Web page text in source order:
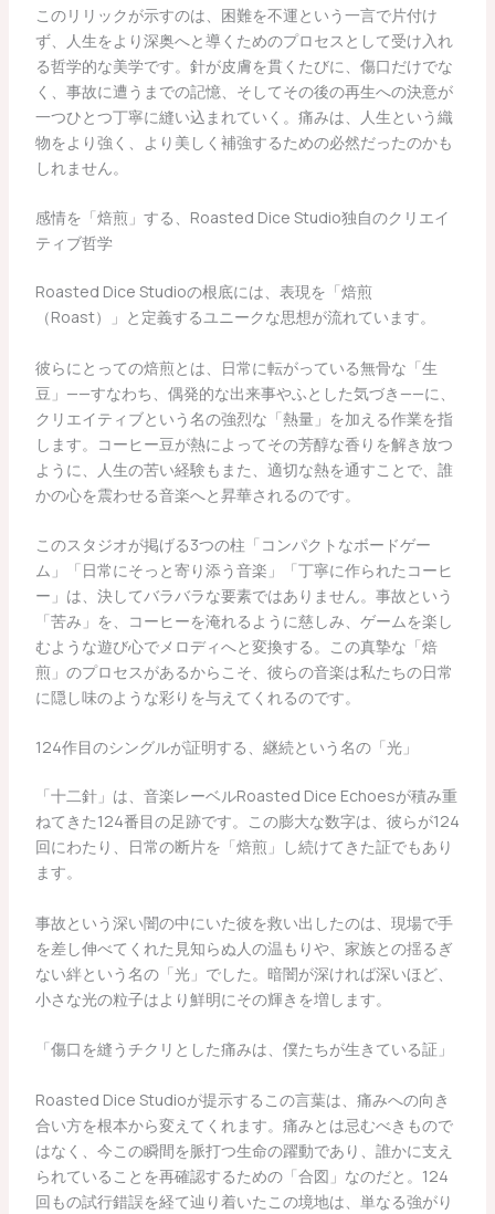
このリリックが示すのは、困難を不運という一言で片付け
ず、人生をより深奥へと導くためのプロセスとして受け入れ
る哲学的な美学です。針が皮膚を貫くたびに、傷口だけでな
く、事故に遭うまでの記憶、そしてその後の再生への決意が
一つひとつ丁寧に縫い込まれていく。痛みは、人生という織
物をより強く、より美しく補強するための必然だったのかも
しれません。
感情を「焙煎」する、Roasted Dice Studio独自のクリエイ
ティブ哲学
Roasted Dice Studioの根底には、表現を「焙煎
（Roast）」と定義するユニークな思想が流れています。
彼らにとっての焙煎とは、日常に転がっている無骨な「生
豆」——すなわち、偶発的な出来事やふとした気づき——に、
クリエイティブという名の強烈な「熱量」を加える作業を指
します。コーヒー豆が熱によってその芳醇な香りを解き放つ
ように、人生の苦い経験もまた、適切な熱を通すことで、誰
かの心を震わせる音楽へと昇華されるのです。
このスタジオが掲げる3つの柱「コンパクトなボードゲー
ム」「日常にそっと寄り添う音楽」「丁寧に作られたコーヒ
ー」は、決してバラバラな要素ではありません。事故という
「苦み」を、コーヒーを淹れるように慈しみ、ゲームを楽し
むような遊び心でメロディへと変換する。この真摯な「焙
煎」のプロセスがあるからこそ、彼らの音楽は私たちの日常
に隠し味のような彩りを与えてくれるのです。
124作目のシングルが証明する、継続という名の「光」
「十二針」は、音楽レーベルRoasted Dice Echoesが積み重
ねてきた124番目の足跡です。この膨大な数字は、彼らが124
回にわたり、日常の断片を「焙煎」し続けてきた証でもあり
ます。
事故という深い闇の中にいた彼を救い出したのは、現場で手
を差し伸べてくれた見知らぬ人の温もりや、家族との揺るぎ
ない絆という名の「光」でした。暗闇が深ければ深いほど、
小さな光の粒子はより鮮明にその輝きを増します。
「傷口を縫うチクリとした痛みは、僕たちが生きている証」
Roasted Dice Studioが提示するこの言葉は、痛みへの向き
合い方を根本から変えてくれます。痛みとは忌むべきもので
はなく、今この瞬間を脈打つ生命の躍動であり、誰かに支え
られていることを再確認するための「合図」なのだと。124
回もの試行錯誤を経て辿り着いたこの境地は、単なる強がり